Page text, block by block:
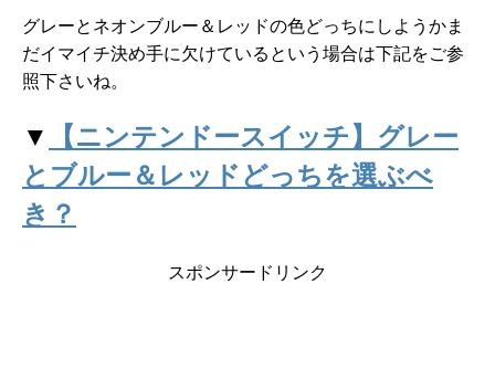
グレーとネオンブルー＆レッドの色どっちにしようかま
だイマイチ決め手に欠けているという場合は下記をご参
照下さいね。
▼
【ニンテンドースイッチ】グレー
とブルー＆レッドどっちを選ぶべ
き？
スポンサードリンク